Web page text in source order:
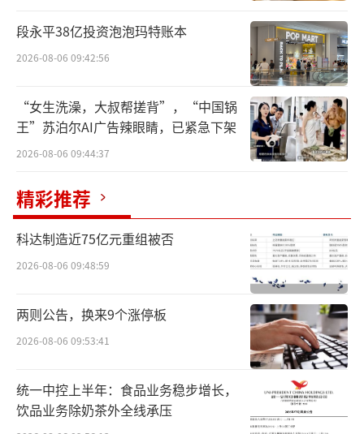
要集中在生鲜区域。值得注意的是，位于天津
大悦城负一层的blt超市已于3月9日正式停止营
业，关闭了所有线上和线下业务，结束了其长
达16年的运营历史。
尽管blt超市天津大悦城店未公开具体关店
展表现并不理想。北京商报记者进一步了解
到，2024年5月，blt杭州城西银泰城店在运营1
1年后宣布关闭，这也是杭州地区唯一一家blt
超市；2024年6月，blt宁波环宇城店也宣布停
业。对此，华润万家方面回应称，闭店主要是
基于公司经营策略的调整。这一系列关店事件
反映出blt业态在市场竞争中面临的挑战。
据了解，blt超市是华润万家旗下的精品业
段永平38亿投资泡泡玛特账本
2026-08-06 09:42:56
“女生洗澡，大叔帮搓背”，“中国锅
王”苏泊尔AI广告辣眼睛，已紧急下架
2026-08-06 09:44:37
精彩推荐
科达制造近75亿元重组被否
2026-08-06 09:48:59
两则公告，换来9个涨停板
2026-08-06 09:53:41
统一中控上半年：食品业务稳步增长，
饮品业务除奶茶外全线承压